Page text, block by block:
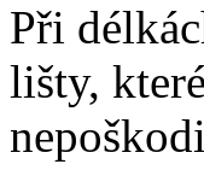
Při
lišty,